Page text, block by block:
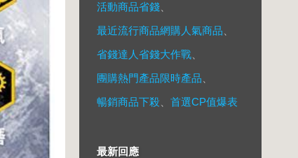
活動商品省錢
最近流行商品網購人氣商品
省錢達人省錢大作戰
團購熱門產品限時產品
暢銷商品下殺
首選CP值爆表
最新回應